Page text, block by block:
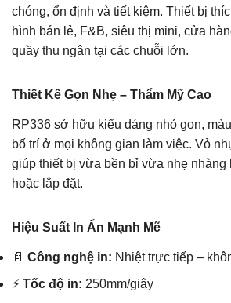
chóng, ổn định và tiết kiệm. Thiết bị
hình bán lẻ, F&B, siêu thị mini, cửa
quầy thu ngân tại các chuỗi lớn.
Thiết Kế Gọn Nhẹ – Thẩm Mỹ Cao
RP336 sở hữu kiểu dáng nhỏ gọn,
bố trí ở mọi không gian làm việc. Vỏ
giúp thiết bị vừa bền bỉ vừa nhẹ nhàng
hoặc lắp đặt.
Hiệu Suất In Ấn Mạnh Mẽ
📄 Công nghệ in: Nhiệt trực tiếp –
⚡ Tốc độ in: 250mm/giây